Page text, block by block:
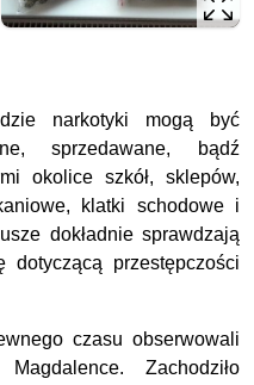
narkotyki mogą być
sprzedawane, bądź
okolice szkół, sklepów,
klatki schodowe i
dokładnie sprawdzają
przestępczości
czasu obserwowali
Zachodziło